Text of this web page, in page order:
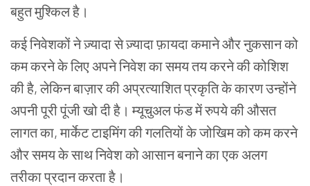
बहुत मुश्किल है।
कई निवेशकों ने ज़्यादा से ज़्यादा फ़ायदा कमाने और नुकसान को
कम करने के लिए अपने निवेश का समय तय करने की कोशिश
की है, लेकिन बाज़ार की अप्रत्याशित प्रकृति के कारण उन्होंने
अपनी पूरी पूंजी खो दी है। म्यूचुअल फंड में रुपये की औसत
लागत का, मार्केट टाइमिंग की गलतियों के जोखिम को कम करने
और समय के साथ निवेश को आसान बनाने का एक अलग
तरीका प्रदान करता है।